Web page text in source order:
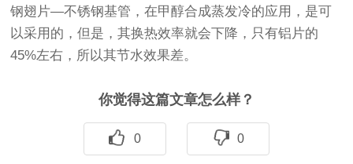
钢翅片—不锈钢基管，在甲醇合成蒸发冷的应用，是可
以采用的，但是，其换热效率就会下降，只有铝片的
45%左右，所以其节水效果差。
你觉得这篇文章怎么样？
0 0